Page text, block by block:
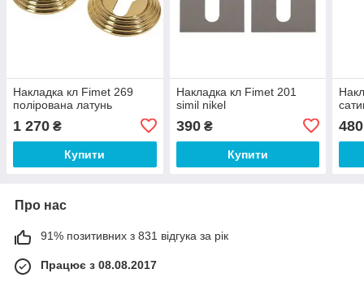
Накладка кл Fimet 269
полірована латунь
1 270 ₴
Купити
Накладка кл Fimet 201
simil nikel
390₴
Купити
480
Про нас
91% позитивних з 831 відгука за рік
Працює з 08.08.2017